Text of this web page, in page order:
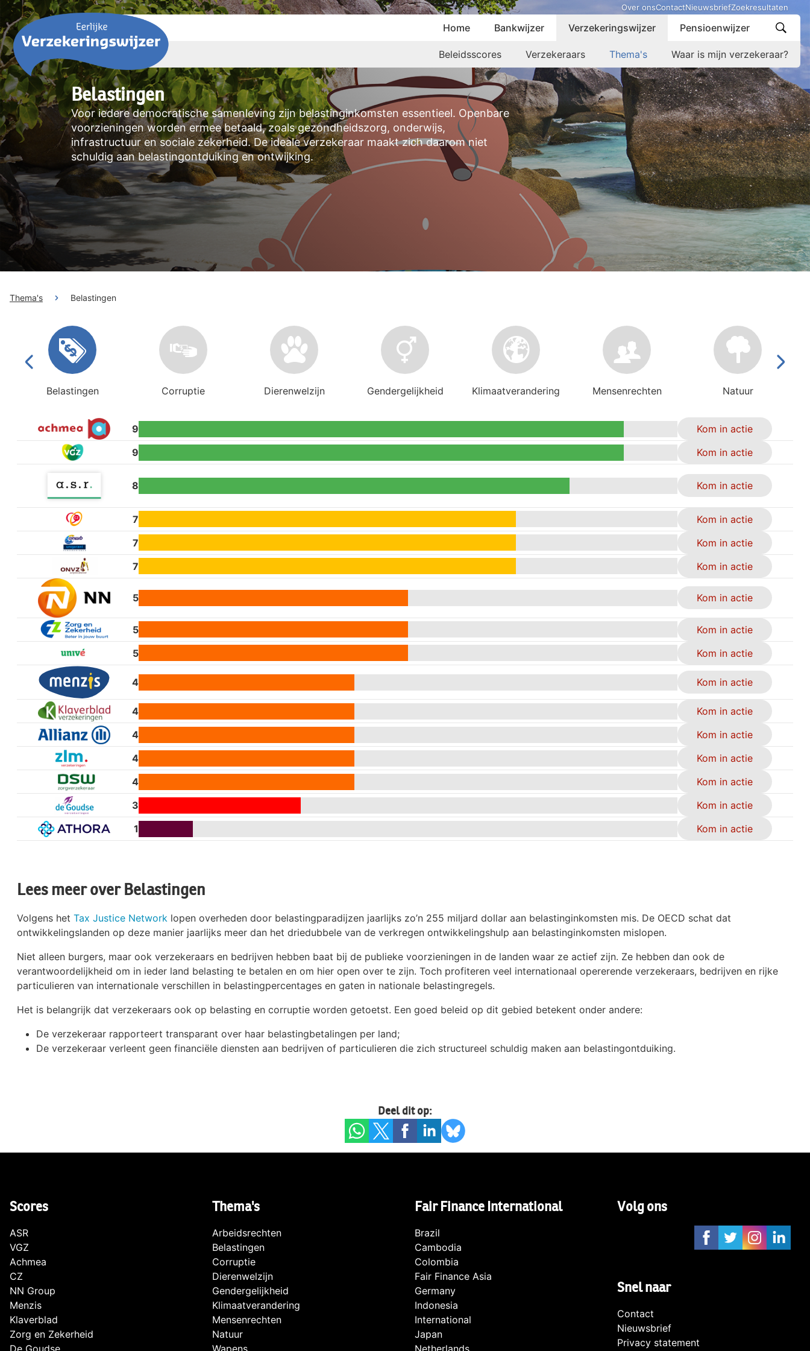
Over onsContactNieuwsbriefZoekresultaten
Home Bankwijzer Verzekeringswijzer Pensioenwijzer
Beleidsscores Verzekeraars Thema's Waar is mijn verzekeraar?
Belastingen
Voor iedere democratische samenleving zijn belastinginkomsten essentieel. Openbare
voorzieningen worden ermee betaald, zoals gezondheidszorg, onderwijs,
infrastructuur en sociale zekerheid. De ideale verzekeraar maakt zich daarom niet
schuldig aan belastingontduiking en ontwijking.
Thema's Belastingen
Belastingen Corruptie Dierenwelzijn Gendergelijkheid Klimaatverandering Mensenrechten Natuur
9
Kom in actie
9
Kom in actie
8 Kom in actie
7
Kom in actie
7
Kom in actie
7
Kom in actie
5 Kom in actie
5
Kom in actie
5
Kom in actie
4 Kom in actie
4
Kom in actie
4
Kom in actie
4
Kom in actie
4
Kom in actie
3
Kom in actie
1
Kom in actie
Lees meer over Belastingen
Volgens het Tax Justice Network lopen overheden door belastingparadijzen jaarlijks zo’n 255 miljard dollar aan belastinginkomsten mis. De OECD schat dat
ontwikkelingslanden op deze manier jaarlijks meer dan het driedubbele van de verkregen ontwikkelingshulp aan belastinginkomsten mislopen.
Niet alleen burgers, maar ook verzekeraars en bedrijven hebben baat bij de publieke voorzieningen in de landen waar ze actief zijn. Ze hebben dan ook de
verantwoordelijkheid om in ieder land belasting te betalen en om hier open over te zijn. Toch profiteren veel internationaal opererende verzekeraars, bedrijven en rijke
particulieren van internationale verschillen in belastingpercentages en gaten in nationale belastingregels.
Het is belangrijk dat verzekeraars ook op belasting en corruptie worden getoetst. Een goed beleid op dit gebied betekent onder andere:
De verzekeraar rapporteert transparant over haar belastingbetalingen per land;
De verzekeraar verleent geen financiële diensten aan bedrijven of particulieren die zich structureel schuldig maken aan belastingontduiking.
Deel dit op:
Scores
ASR
VGZ
Achmea
CZ
NN Group
Menzis
Klaverblad
Zorg en Zekerheid
Thema's
Arbeidsrechten
Belastingen
Corruptie
Dierenwelzijn
Gendergelijkheid
Klimaatverandering
Mensenrechten
Natuur
Fair Finance International
Brazil
Cambodia
Colombia
Fair Finance Asia
Germany
Indonesia
International
Japan
Volg ons
Snel naar
Contact
Nieuwsbrief
Privacy statement